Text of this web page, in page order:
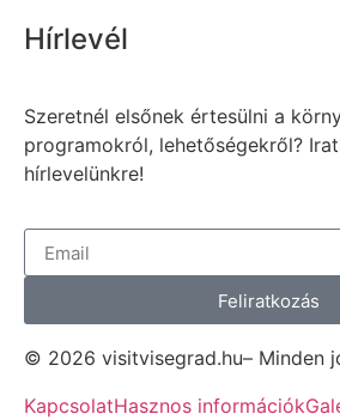
Hírlevél
Szeretnél elsőnek értesülni a
programokról, lehetőségekről?
hírlevelünkre!
Feliratkozás
© 2026 visitvisegrad.hu– Minden
KapcsolatHasznos információk